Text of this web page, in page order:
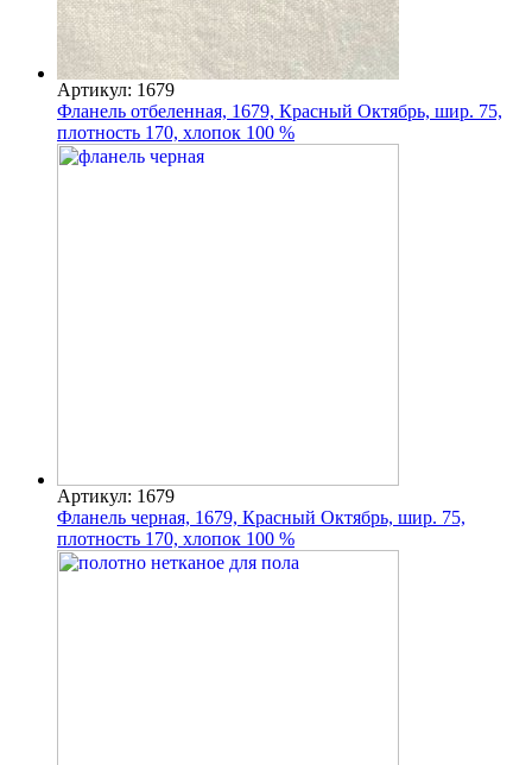
Артикул: 1679
Фланель отбеленная, 1679, Красный Октябрь, шир. 75,
плотность 170, хлопок 100 %
Артикул: 1679
Фланель черная, 1679, Красный Октябрь, шир. 75,
плотность 170, хлопок 100 %